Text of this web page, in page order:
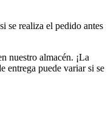
se realiza el pedido antes
nuestro almacén. ¡La
entrega puede variar si se